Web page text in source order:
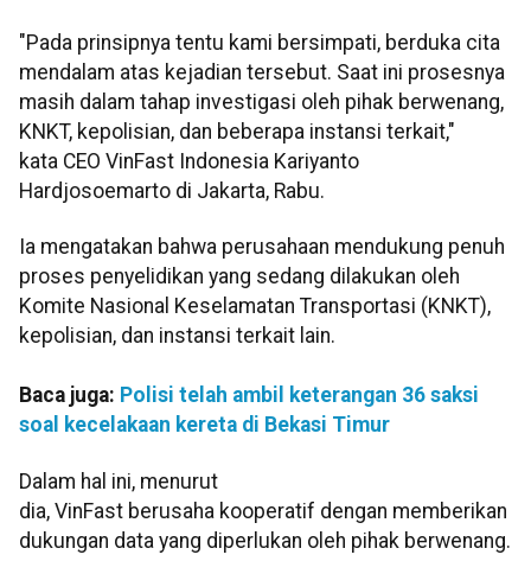
"Pada prinsipnya tentu kami bersimpati, berduka cita
mendalam atas kejadian tersebut. Saat ini prosesnya
masih dalam tahap investigasi oleh pihak berwenang,
KNKT, kepolisian, dan beberapa instansi terkait,"
kata CEO VinFast Indonesia Kariyanto
Hardjosoemarto di Jakarta, Rabu.
Ia mengatakan bahwa perusahaan mendukung penuh
proses penyelidikan yang sedang dilakukan oleh
Komite Nasional Keselamatan Transportasi (KNKT),
kepolisian, dan instansi terkait lain.
Baca juga: Polisi telah ambil keterangan 36 saksi
soal kecelakaan kereta di Bekasi Timur
Dalam hal ini, menurut
dia, VinFast berusaha kooperatif dengan memberikan
dukungan data yang diperlukan oleh pihak berwenang.